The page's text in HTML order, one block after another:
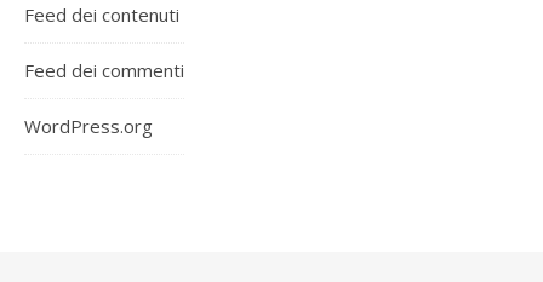
Feed dei contenuti
Feed dei commenti
WordPress.org